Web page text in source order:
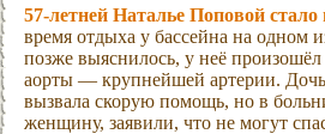
57-летней Наталье Поповой стало
время отдыха у бассейна на одном
позже выяснилось, у неё произошёл
аорты — крупнейшей артерии.
вызвала скорую помощь, но в
женщину, заявили, что не могут